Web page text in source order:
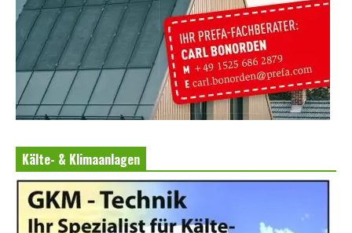
Kälte- & Klimaanlagen